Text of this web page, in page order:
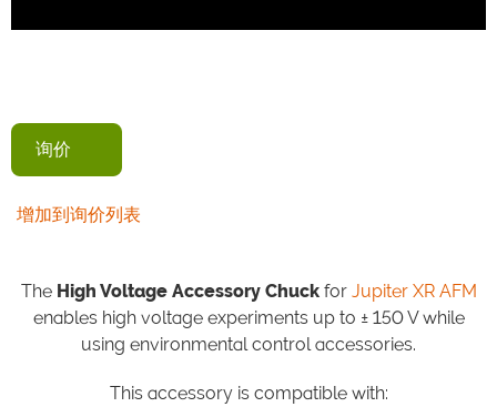
询价
增加到询价列表
TheHigh Voltage Accessory Chuckfor Jupiter XR AFM
enables high voltage experiments up to ± 150 V while
using environmental control accessories.
This accessory is compatible with: